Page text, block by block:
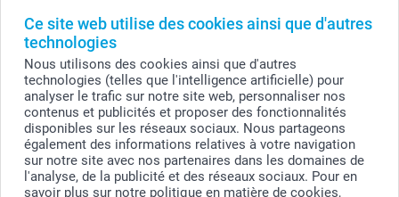
Ce site web utilise des cookies ainsi que d'autres
technologies
Nous utilisons des cookies ainsi que d'autres
technologies (telles que l'intelligence artificielle) pour
analyser le trafic sur notre site web, personnaliser nos
contenus et publicités et proposer des fonctionnalités
disponibles sur les réseaux sociaux. Nous partageons
également des informations relatives à votre navigation
sur notre site avec nos partenaires dans les domaines de
l'analyse, de la publicité et des réseaux sociaux. Pour en
savoir plus sur notre politique en matière de cookies,
Switzerland
Suomi Sverige United Kingdom
Other Countries
© smartphoto group. Tous droits réservés
Tous les prix sont en francs suisses (CHF), TVA incluse et hors frais de port.